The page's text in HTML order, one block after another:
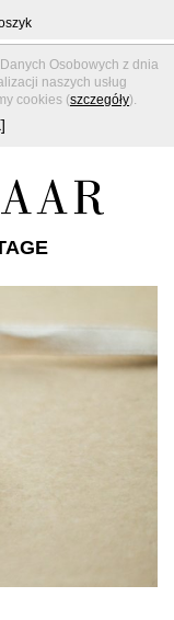
Osobowych z dnia
naszych usług
cookies (szczegóły).